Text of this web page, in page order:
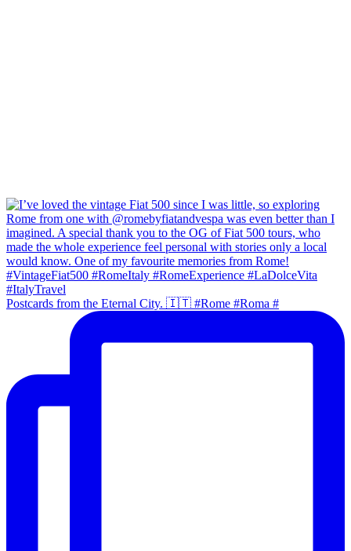
Postcards from the Eternal City. 🇮🇹 #Rome #Roma #